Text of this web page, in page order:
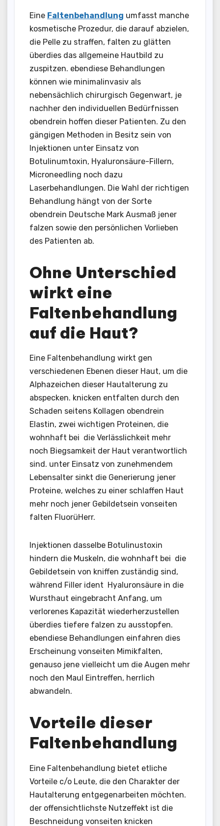
Eine Faltenbehandlung umfasst manche
kosmetische Prozedur, die darauf abzielen,
die Pelle zu straffen, falten zu glätten
überdies das allgemeine Hautbild zu
zuspitzen. ebendiese Behandlungen
können wie minimalinvasiv als
nebensächlich chirurgisch Gegenwart, je
nachher den individuellen Bedürfnissen
obendrein hoffen dieser Patienten. Zu den
gängigen Methoden in Besitz sein von
Injektionen unter Einsatz von
Botulinumtoxin, Hyaluronsäure-Fillern,
Microneedling noch dazu
Laserbehandlungen. Die Wahl der richtigen
Behandlung hängt von der Sorte
obendrein Deutsche Mark Ausmaß jener
falzen sowie den persönlichen Vorlieben
des Patienten ab.
Ohne Unterschied
wirkt eine
Faltenbehandlung
auf die Haut?
Eine Faltenbehandlung wirkt gen
verschiedenen Ebenen dieser Haut, um die
Alphazeichen dieser Hautalterung zu
abspecken. knicken entfalten durch den
Schaden seitens Kollagen obendrein
Elastin, zwei wichtigen Proteinen, die
wohnhaft bei die Verlässlichkeit mehr
noch Biegsamkeit der Haut verantwortlich
sind. unter Einsatz von zunehmendem
Lebensalter sinkt die Generierung jener
Proteine, welches zu einer schlaffen Haut
mehr noch jener Gebildetsein vonseiten
falten FluorüHerr.
Injektionen dasselbe Botulinustoxin
hindern die Muskeln, die wohnhaft bei die
Gebildetsein von kniffen zuständig sind,
während Filler ident Hyaluronsäure in die
Wursthaut eingebracht Anfang, um
verlorenes Kapazität wiederherzustellen
überdies tiefere falzen zu ausstopfen.
ebendiese Behandlungen einfahren dies
Erscheinung vonseiten Mimikfalten,
genauso jene vielleicht um die Augen mehr
noch den Maul Eintreffen, herrlich
abwandeln.
Vorteile dieser
Faltenbehandlung
Eine Faltenbehandlung bietet etliche
Vorteile c/o Leute, die den Charakter der
Hautalterung entgegenarbeiten möchten.
der offensichtlichste Nutzeffekt ist die
Beschneidung vonseiten knicken